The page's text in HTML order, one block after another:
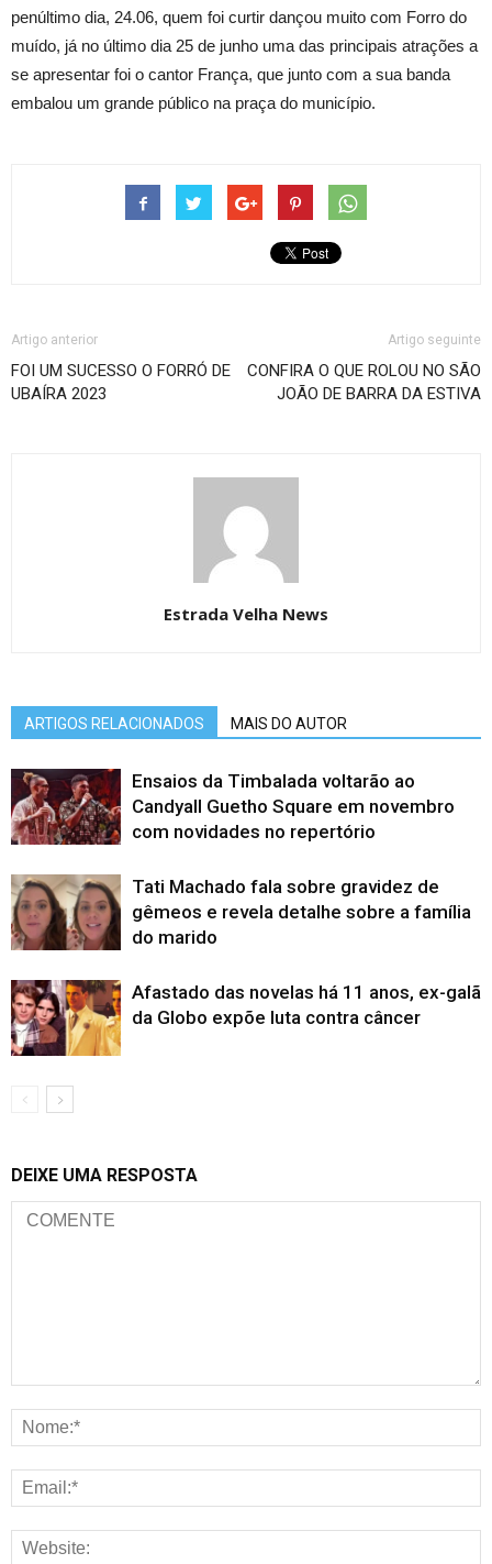
penúltimo dia, 24.06, quem foi curtir dançou muito com Forro do
muído, já no último dia 25 de junho uma das principais atrações a
se apresentar foi o cantor França, que junto com a sua banda
embalou um grande público na praça do município.
Artigo anterior
FOI UM SUCESSO O FORRÓ DE
UBAÍRA 2023
Artigo seguinte
CONFIRA O QUE ROLOU NO SÃO
JOÃO DE BARRA DA ESTIVA
Estrada Velha News
ARTIGOS RELACIONADOS MAIS DO AUTOR
Ensaios da Timbalada voltarão ao
Candyall Guetho Square em novembro
com novidades no repertório
Tati Machado fala sobre gravidez de
gêmeos e revela detalhe sobre a família
do marido
Afastado das novelas há 11 anos, ex-galã
da Globo expõe luta contra câncer
DEIXE UMA RESPOSTA